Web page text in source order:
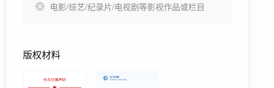
电影/综艺/纪录片/电视剧等影视作品或栏目
版权材料